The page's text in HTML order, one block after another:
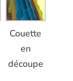
Couette
en
découpe